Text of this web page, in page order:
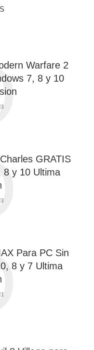
Warfare 2
7, 8 y 10
GRATIS
8 y 10 Ultima
Para PC Sin
8 y 7 Ultima